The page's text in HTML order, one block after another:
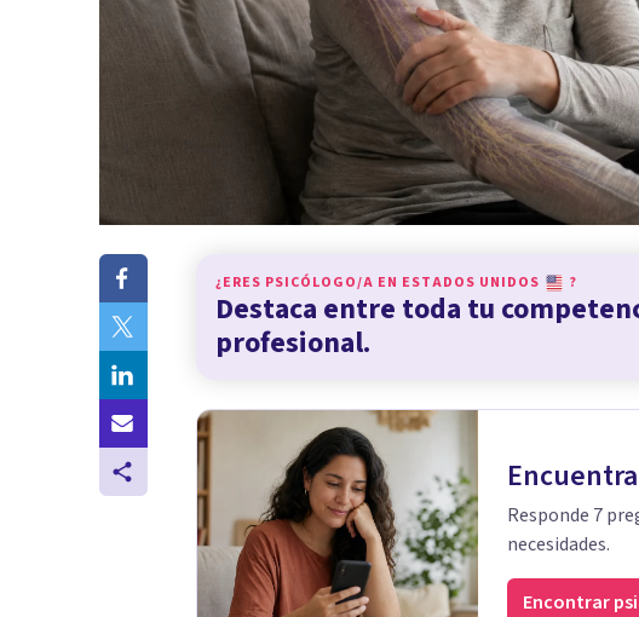
¿ERES PSICÓLOGO/A EN ESTADOS UNIDOS ?
Destaca entre toda tu
profesional.
Responde 7
necesidades.
Encontrar